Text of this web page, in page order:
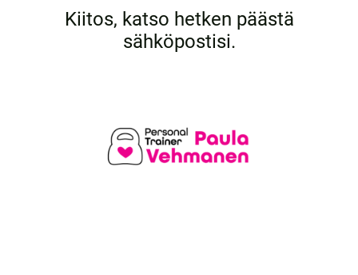
Kiitos, katso hetken päästä
sähköpostisi.